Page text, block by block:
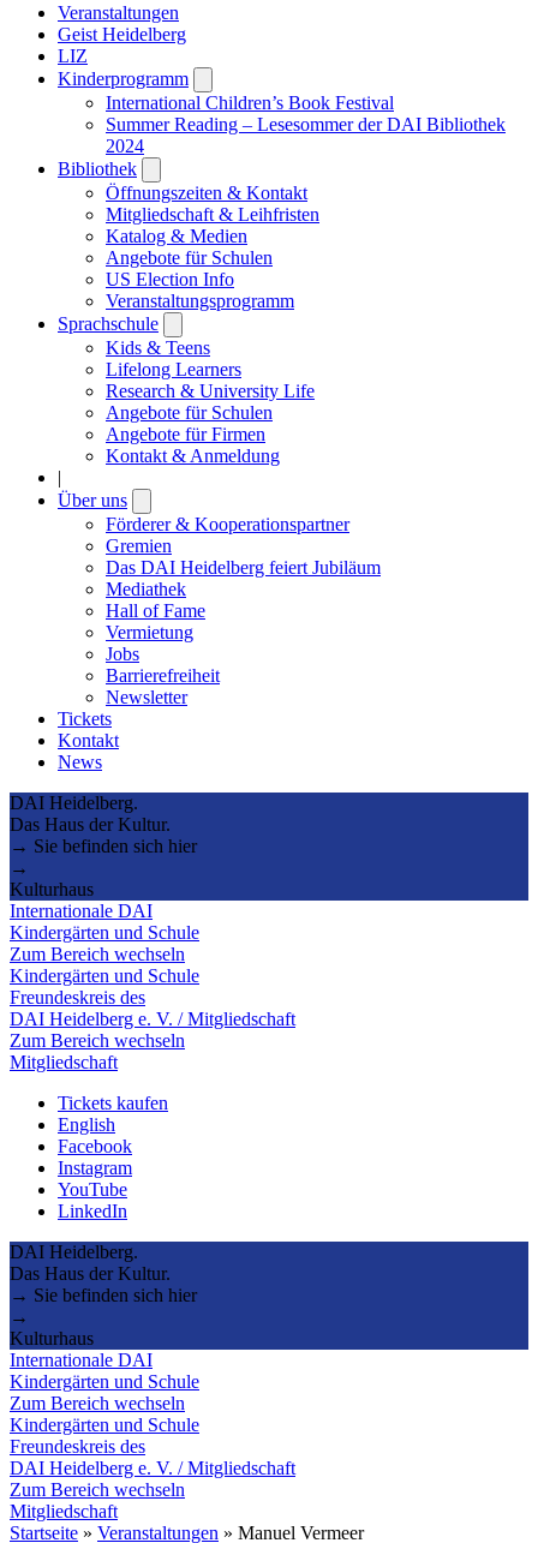
Veranstaltungen
Geist Heidelberg
LIZ
Kinderprogramm
submenu
International Children’s Book Festival
Summer Reading – Lesesommer der DAI Bibliothek
2024
Bibliothek
submenu
Öffnungszeiten & Kontakt
Mitgliedschaft & Leihfristen
Katalog & Medien
Angebote für Schulen
US Election Info
Veranstaltungsprogramm
Sprachschule
submenu
Kids & Teens
Lifelong Learners
Research & University Life
Angebote für Schulen
Angebote für Firmen
Kontakt & Anmeldung
|
Über uns
submenu
Förderer & Kooperationspartner
Gremien
Das DAI Heidelberg feiert Jubiläum
Mediathek
Hall of Fame
Vermietung
Jobs
Barrierefreiheit
Newsletter
Tickets
Kontakt
News
DAI Heidelberg.
Das Haus der Kultur.
→ Sie befinden sich hier
→
Kulturhaus
Internationale DAI
Kindergärten und Schule
Zum Bereich wechseln
Kindergärten und Schule
Freundeskreis des
DAI Heidelberg e. V. / Mitgliedschaft
Zum Bereich wechseln
Mitgliedschaft
Tickets kaufen
English
Facebook
Instagram
YouTube
LinkedIn
DAI Heidelberg.
Das Haus der Kultur.
→ Sie befinden sich hier
→
Kulturhaus
Internationale DAI
Kindergärten und Schule
Zum Bereich wechseln
Kindergärten und Schule
Freundeskreis des
DAI Heidelberg e. V. / Mitgliedschaft
Zum Bereich wechseln
Mitgliedschaft
Startseite » Veranstaltungen » Manuel Vermeer